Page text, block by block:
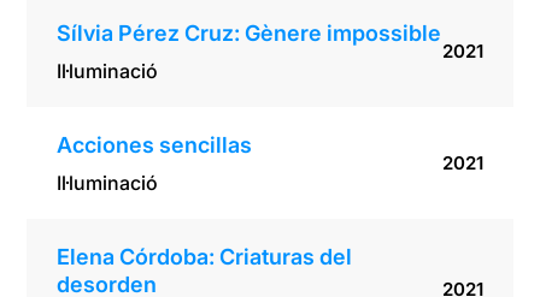
Sílvia Pérez Cruz: Gènere impossible
Il·luminació
2021
Acciones sencillas
Il·luminació
2021
Elena Córdoba: Criaturas del
desorden
2021